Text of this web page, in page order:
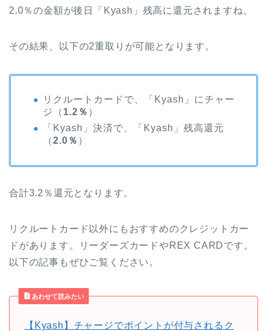
2.0％の金額が後日「Kyash」残高に還元されますね。
その結果、以下の2重取りが可能となります。
リクルートカードで、「Kyash」にチャー
ジ（ 1.2％ ）
「Kyash」決済で、「Kyash」残高還元
（2.0％ ）
合計3.2％還元となります。
リクルートカード以外にもおすすめのクレジットカー
ドがあります。リーダーズカードやREX CARDです。
以下の記事もぜひご覧ください。
あわせて読みたい
【Kyash】チャージでポイントが付与されるク